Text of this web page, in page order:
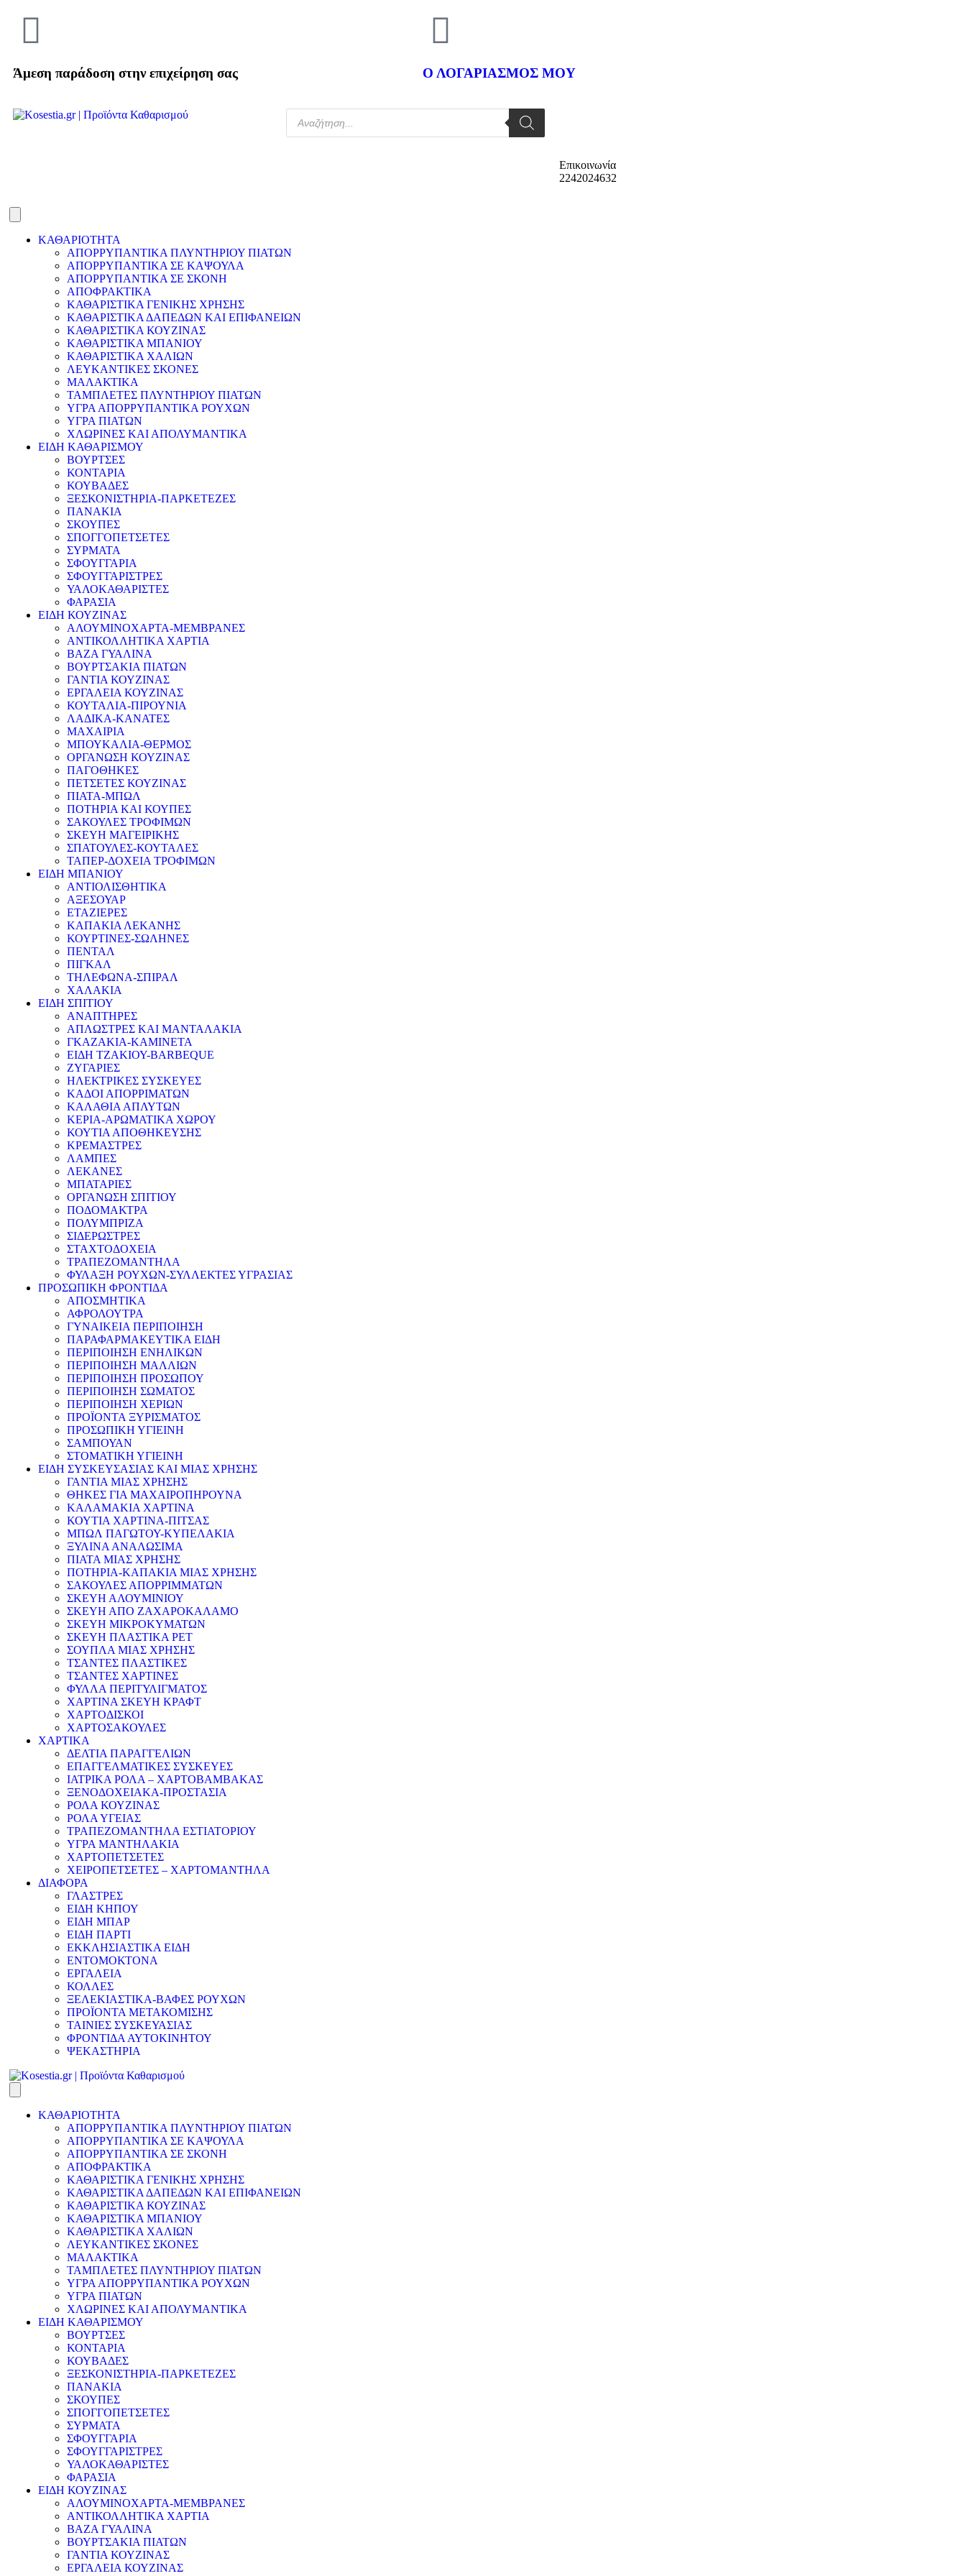
Άμεση παράδοση στην επιχείρηση σας Ο ΛΟΓΑΡΙΑΣΜΟΣ ΜΟΥ
Επικοινωνία
2242024632
ΚΑΘΑΡΙΟΤΗΤΑ
ΑΠΟΡΡΥΠΑΝΤΙΚΑ ΠΛΥΝΤΗΡΙΟΥ ΠΙΑΤΩΝ
ΑΠΟΡΡΥΠΑΝΤΙΚΑ ΣΕ ΚΑΨΟΥΛΑ
ΑΠΟΡΡΥΠΑΝΤΙΚΑ ΣΕ ΣΚΟΝΗ
ΑΠΟΦΡΑΚΤΙΚΑ
ΚΑΘΑΡΙΣΤΙΚΑ ΓΕΝΙΚΗΣ ΧΡΗΣΗΣ
ΚΑΘΑΡΙΣΤΙΚΑ ΔΑΠΕΔΩΝ ΚΑΙ ΕΠΙΦΑΝΕΙΩΝ
ΚΑΘΑΡΙΣΤΙΚΑ ΚΟΥΖΙΝΑΣ
ΚΑΘΑΡΙΣΤΙΚΑ ΜΠΑΝΙΟΥ
ΚΑΘΑΡΙΣΤΙΚΑ ΧΑΛΙΩΝ
ΛΕΥΚΑΝΤΙΚΕΣ ΣΚΟΝΕΣ
ΜΑΛΑΚΤΙΚΑ
ΤΑΜΠΛΕΤΕΣ ΠΛΥΝΤΗΡΙΟΥ ΠΙΑΤΩΝ
ΥΓΡΑ ΑΠΟΡΡΥΠΑΝΤΙΚΑ ΡΟΥΧΩΝ
ΥΓΡΑ ΠΙΑΤΩΝ
ΧΛΩΡΙΝΕΣ ΚΑΙ ΑΠΟΛΥΜΑΝΤΙΚΑ
ΕΙΔΗ ΚΑΘΑΡΙΣΜΟΥ
ΒΟΥΡΤΣΕΣ
ΚΟΝΤΑΡΙΑ
ΚΟΥΒΑΔΕΣ
ΞΕΣΚΟΝΙΣΤΗΡΙΑ-ΠΑΡΚΕΤΕΖΕΣ
ΠΑΝΑΚΙΑ
ΣΚΟΥΠΕΣ
ΣΠΟΓΓΟΠΕΤΣΕΤΕΣ
ΣΥΡΜΑΤΑ
ΣΦΟΥΓΓΑΡΙΑ
ΣΦΟΥΓΓΑΡΙΣΤΡΕΣ
ΥΑΛΟΚΑΘΑΡΙΣΤΕΣ
ΦΑΡΑΣΙΑ
ΕΙΔΗ ΚΟΥΖΙΝΑΣ
ΑΛΟΥΜΙΝΟΧΑΡΤΑ-ΜΕΜΒΡΑΝΕΣ
ΑΝΤΙΚΟΛΛΗΤΙΚΑ ΧΑΡΤΙΑ
ΒΑΖΑ ΓΥΑΛΙΝΑ
ΒΟΥΡΤΣΑΚΙΑ ΠΙΑΤΩΝ
ΓΑΝΤΙΑ ΚΟΥΖΙΝΑΣ
ΕΡΓΑΛΕΙΑ ΚΟΥΖΙΝΑΣ
ΚΟΥΤΑΛΙΑ-ΠΙΡΟΥΝΙΑ
ΛΑΔΙΚΑ-ΚΑΝΑΤΕΣ
ΜΑΧΑΙΡΙΑ
ΜΠΟΥΚΑΛΙΑ-ΘΕΡΜΟΣ
ΟΡΓΑΝΩΣΗ ΚΟΥΖΙΝΑΣ
ΠΑΓΟΘΗΚΕΣ
ΠΕΤΣΕΤΕΣ ΚΟΥΖΙΝΑΣ
ΠΙΑΤΑ-ΜΠΩΛ
ΠΟΤΗΡΙΑ ΚΑΙ ΚΟΥΠΕΣ
ΣΑΚΟΥΛΕΣ ΤΡΟΦΙΜΩΝ
ΣΚΕΥΗ ΜΑΓΕΙΡΙΚΗΣ
ΣΠΑΤΟΥΛΕΣ-ΚΟΥΤΑΛΕΣ
ΤΑΠΕΡ-ΔΟΧΕΙΑ ΤΡΟΦΙΜΩΝ
ΕΙΔΗ ΜΠΑΝΙΟΥ
ΑΝΤΙΟΛΙΣΘΗΤΙΚΑ
ΑΞΕΣΟΥΑΡ
ΕΤΑΖΙΕΡΕΣ
ΚΑΠΑΚΙΑ ΛΕΚΑΝΗΣ
ΚΟΥΡΤΙΝΕΣ-ΣΩΛΗΝΕΣ
ΠΕΝΤΑΛ
ΠΙΓΚΑΛ
ΤΗΛΕΦΩΝΑ-ΣΠΙΡΑΛ
ΧΑΛΑΚΙΑ
ΕΙΔΗ ΣΠΙΤΙΟΥ
ΑΝΑΠΤΗΡΕΣ
ΑΠΛΩΣΤΡΕΣ ΚΑΙ ΜΑΝΤΑΛΑΚΙΑ
ΓΚΑΖΑΚΙΑ-ΚΑΜΙΝΕΤΑ
ΕΙΔΗ ΤΖΑΚΙΟΥ-BARBEQUE
ΖΥΓΑΡΙΕΣ
ΗΛΕΚΤΡΙΚΕΣ ΣΥΣΚΕΥΕΣ
ΚΑΔΟΙ ΑΠΟΡΡΙΜΑΤΩΝ
ΚΑΛΑΘΙΑ ΑΠΛΥΤΩΝ
ΚΕΡΙΑ-ΑΡΩΜΑΤΙΚΑ ΧΩΡΟΥ
ΚΟΥΤΙΑ ΑΠΟΘΗΚΕΥΣΗΣ
ΚΡΕΜΑΣΤΡΕΣ
ΛΑΜΠΕΣ
ΛΕΚΑΝΕΣ
ΜΠΑΤΑΡΙΕΣ
ΟΡΓΑΝΩΣΗ ΣΠΙΤΙΟΥ
ΠΟΔΟΜΑΚΤΡΑ
ΠΟΛΥΜΠΡΙΖΑ
ΣΙΔΕΡΩΣΤΡΕΣ
ΣΤΑΧΤΟΔΟΧΕΙΑ
ΤΡΑΠΕΖΟΜΑΝΤΗΛΑ
ΦΥΛΑΞΗ ΡΟΥΧΩΝ-ΣΥΛΛΕΚΤΕΣ ΥΓΡΑΣΙΑΣ
ΠΡΟΣΩΠΙΚΗ ΦΡΟΝΤΙΔΑ
ΑΠΟΣΜΗΤΙΚΑ
ΑΦΡΟΛΟΥΤΡΑ
ΓΥΝΑΙΚΕΙΑ ΠΕΡΙΠΟΙΗΣΗ
ΠΑΡΑΦΑΡΜΑΚΕΥΤΙΚΑ ΕΙΔΗ
ΠΕΡΙΠΟΙΗΣΗ ΕΝΗΛΙΚΩΝ
ΠΕΡΙΠΟΙΗΣΗ ΜΑΛΛΙΩΝ
ΠΕΡΙΠΟΙΗΣΗ ΠΡΟΣΩΠΟΥ
ΠΕΡΙΠΟΙΗΣΗ ΣΩΜΑΤΟΣ
ΠΕΡΙΠΟΙΗΣΗ ΧΕΡΙΩΝ
ΠΡΟΪΟΝΤΑ ΞΥΡΙΣΜΑΤΟΣ
ΠΡΟΣΩΠΙΚΗ ΥΓΙΕΙΝΗ
ΣΑΜΠΟΥΑΝ
ΣΤΟΜΑΤΙΚΗ ΥΓΙΕΙΝΗ
ΕΙΔΗ ΣΥΣΚΕΥΣΑΣΙΑΣ ΚΑΙ ΜΙΑΣ ΧΡΗΣΗΣ
ΓΑΝΤΙΑ ΜΙΑΣ ΧΡΗΣΗΣ
ΘΗΚΕΣ ΓΙΑ ΜΑΧΑΙΡΟΠΗΡΟΥΝΑ
ΚΑΛΑΜΑΚΙΑ ΧΑΡΤΙΝΑ
ΚΟΥΤΙΑ ΧΑΡΤΙΝΑ-ΠΙΤΣΑΣ
ΜΠΩΛ ΠΑΓΩΤΟΥ-ΚΥΠΕΛΑΚΙΑ
ΞΥΛΙΝΑ ΑΝΑΛΩΣΙΜΑ
ΠΙΑΤΑ ΜΙΑΣ ΧΡΗΣΗΣ
ΠΟΤΗΡΙΑ-ΚΑΠΑΚΙΑ ΜΙΑΣ ΧΡΗΣΗΣ
ΣΑΚΟΥΛΕΣ ΑΠΟΡΡΙΜΜΑΤΩΝ
ΣΚΕΥΗ ΑΛΟΥΜΙΝΙΟΥ
ΣΚΕΥΗ ΑΠΟ ΖΑΧΑΡΟΚΑΛΑΜΟ
ΣΚΕΥΗ ΜΙΚΡΟΚΥΜΑΤΩΝ
ΣΚΕΥΗ ΠΛΑΣΤΙΚΑ PET
ΣΟΥΠΛΑ ΜΙΑΣ ΧΡΗΣΗΣ
ΤΣΑΝΤΕΣ ΠΛΑΣΤΙΚΕΣ
ΤΣΑΝΤΕΣ ΧΑΡΤΙΝΕΣ
ΦΥΛΛΑ ΠΕΡΙΤΥΛΙΓΜΑΤΟΣ
ΧΑΡΤΙΝΑ ΣΚΕΥΗ ΚΡΑΦΤ
ΧΑΡΤΟΔΙΣΚΟΙ
ΧΑΡΤΟΣΑΚΟΥΛΕΣ
ΧΑΡΤΙΚΑ
ΔΕΛΤΙΑ ΠΑΡΑΓΓΕΛΙΩΝ
ΕΠΑΓΓΕΛΜΑΤΙΚΕΣ ΣΥΣΚΕΥΕΣ
ΙΑΤΡΙΚΑ ΡΟΛΑ – ΧΑΡΤΟΒΑΜΒΑΚΑΣ
ΞΕΝΟΔΟΧΕΙΑΚΑ-ΠΡΟΣΤΑΣΙΑ
ΡΟΛΑ ΚΟΥΖΙΝΑΣ
ΡΟΛΑ ΥΓΕΙΑΣ
ΤΡΑΠΕΖΟΜΑΝΤΗΛΑ ΕΣΤΙΑΤΟΡΙΟΥ
ΥΓΡΑ ΜΑΝΤΗΛΑΚΙΑ
ΧΑΡΤΟΠΕΤΣΕΤΕΣ
ΧΕΙΡΟΠΕΤΣΕΤΕΣ – ΧΑΡΤΟΜΑΝΤΗΛΑ
ΔΙΑΦΟΡΑ
ΓΛΑΣΤΡΕΣ
ΕΙΔΗ ΚΗΠΟΥ
ΕΙΔΗ ΜΠΑΡ
ΕΙΔΗ ΠΑΡΤΙ
ΕΚΚΛΗΣΙΑΣΤΙΚΑ ΕΙΔΗ
ΕΝΤΟΜΟΚΤΟΝΑ
ΕΡΓΑΛΕΙΑ
ΚΟΛΛΕΣ
ΞΕΛΕΚΙΑΣΤΙΚΑ-ΒΑΦΕΣ ΡΟΥΧΩΝ
ΠΡΟΪΟΝΤΑ ΜΕΤΑΚΟΜΙΣΗΣ
ΤΑΙΝΙΕΣ ΣΥΣΚΕΥΑΣΙΑΣ
ΦΡΟΝΤΙΔΑ ΑΥΤΟΚΙΝΗΤΟΥ
ΨΕΚΑΣΤΗΡΙΑ
ΚΑΘΑΡΙΟΤΗΤΑ
ΑΠΟΡΡΥΠΑΝΤΙΚΑ ΠΛΥΝΤΗΡΙΟΥ ΠΙΑΤΩΝ
ΑΠΟΡΡΥΠΑΝΤΙΚΑ ΣΕ ΚΑΨΟΥΛΑ
ΑΠΟΡΡΥΠΑΝΤΙΚΑ ΣΕ ΣΚΟΝΗ
ΑΠΟΦΡΑΚΤΙΚΑ
ΚΑΘΑΡΙΣΤΙΚΑ ΓΕΝΙΚΗΣ ΧΡΗΣΗΣ
ΚΑΘΑΡΙΣΤΙΚΑ ΔΑΠΕΔΩΝ ΚΑΙ ΕΠΙΦΑΝΕΙΩΝ
ΚΑΘΑΡΙΣΤΙΚΑ ΚΟΥΖΙΝΑΣ
ΚΑΘΑΡΙΣΤΙΚΑ ΜΠΑΝΙΟΥ
ΚΑΘΑΡΙΣΤΙΚΑ ΧΑΛΙΩΝ
ΛΕΥΚΑΝΤΙΚΕΣ ΣΚΟΝΕΣ
ΜΑΛΑΚΤΙΚΑ
ΤΑΜΠΛΕΤΕΣ ΠΛΥΝΤΗΡΙΟΥ ΠΙΑΤΩΝ
ΥΓΡΑ ΑΠΟΡΡΥΠΑΝΤΙΚΑ ΡΟΥΧΩΝ
ΥΓΡΑ ΠΙΑΤΩΝ
ΧΛΩΡΙΝΕΣ ΚΑΙ ΑΠΟΛΥΜΑΝΤΙΚΑ
ΕΙΔΗ ΚΑΘΑΡΙΣΜΟΥ
ΒΟΥΡΤΣΕΣ
ΚΟΝΤΑΡΙΑ
ΚΟΥΒΑΔΕΣ
ΞΕΣΚΟΝΙΣΤΗΡΙΑ-ΠΑΡΚΕΤΕΖΕΣ
ΠΑΝΑΚΙΑ
ΣΚΟΥΠΕΣ
ΣΠΟΓΓΟΠΕΤΣΕΤΕΣ
ΣΥΡΜΑΤΑ
ΣΦΟΥΓΓΑΡΙΑ
ΣΦΟΥΓΓΑΡΙΣΤΡΕΣ
ΥΑΛΟΚΑΘΑΡΙΣΤΕΣ
ΦΑΡΑΣΙΑ
ΕΙΔΗ ΚΟΥΖΙΝΑΣ
ΑΛΟΥΜΙΝΟΧΑΡΤΑ-ΜΕΜΒΡΑΝΕΣ
ΑΝΤΙΚΟΛΛΗΤΙΚΑ ΧΑΡΤΙΑ
ΒΑΖΑ ΓΥΑΛΙΝΑ
ΒΟΥΡΤΣΑΚΙΑ ΠΙΑΤΩΝ
ΓΑΝΤΙΑ ΚΟΥΖΙΝΑΣ
ΕΡΓΑΛΕΙΑ ΚΟΥΖΙΝΑΣ